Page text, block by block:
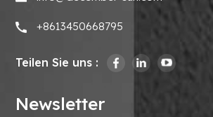
+8613450668795
Teilen Sie uns :
Newsletter